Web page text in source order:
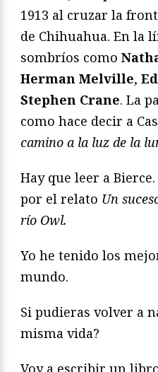
1913 al cruzar la
de Chihuahua. En la
sombríos como
Herman Melville,
Stephen Crane. La
como hace decir a
camino a la luz de la
Hay que leer a
por el relato Un
río Owl.
Yo he tenido los
mundo.
Si pudieras volver a
misma vida?
Voy a escribir un